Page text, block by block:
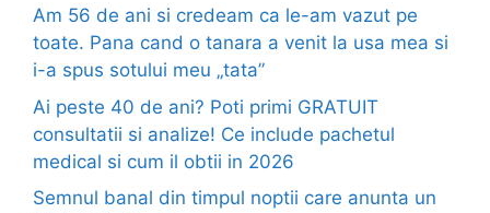
Am 56 de ani si credeam ca le-am vazut pe
toate. Pana cand o tanara a venit la usa mea si
i-a spus sotului meu „tata”
Ai peste 40 de ani? Poti primi GRATUIT
consultatii si analize! Ce include pachetul
medical si cum il obtii in 2026
Semnul banal din timpul noptii care anunta un